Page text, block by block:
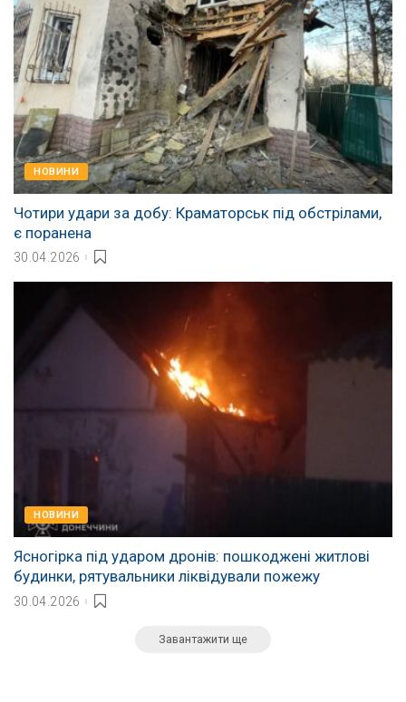
НОВИНИ
Чотири удари за добу: Краматорськ під обстрілами,
є поранена
30.04.2026
НОВИНИ
Ясногірка під ударом дронів: пошкоджені житлові
будинки, рятувальники ліквідували пожежу
30.04.2026
Завантажити ще